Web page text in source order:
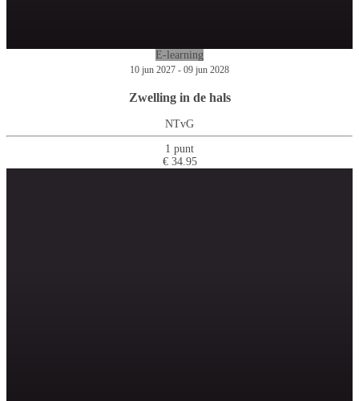
E-learning
10 jun 2027 - 09 jun 2028
Zwelling in de hals
NTvG
1 punt
€ 34.95